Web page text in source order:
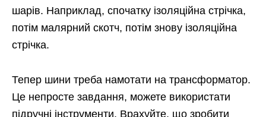
шарів. Наприклад, спочатку ізоляційна стрічка,
потім малярний скотч, потім знову ізоляційна
стрічка.
Тепер шини треба намотати на трансформатор.
Це непросте завдання, можете використати
підручні інструменти. Врахуйте, що зробити